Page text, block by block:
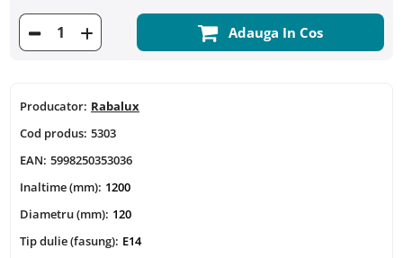
Producator: Rabalux
Cod produs: 5303
EAN: 5998250353036
Inaltime (mm): 1200
Diametru (mm): 120
Tip dulie (fasung): E14
Adauga In Cos